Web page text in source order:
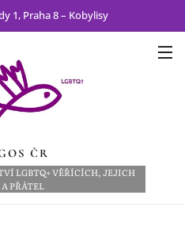
1, Praha 8 – Kobylisy
ČR
LGBTQ+ VĚŘÍCÍCH, JEJICH
PŘÁTEL